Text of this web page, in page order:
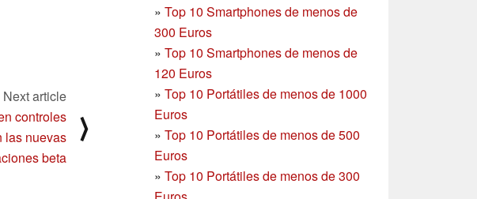
» Top 10 Smartphones de menos de
300 Euros
» Top 10 Smartphonesde menos de
120 Euros
» Top 10 Portátiles de menos de 1000
Euros
» Top 10 Portátiles de menos de 500
Euros
» Top 10 Portátiles de menos de 300
Next article
controles
las nuevas
beta
⟩